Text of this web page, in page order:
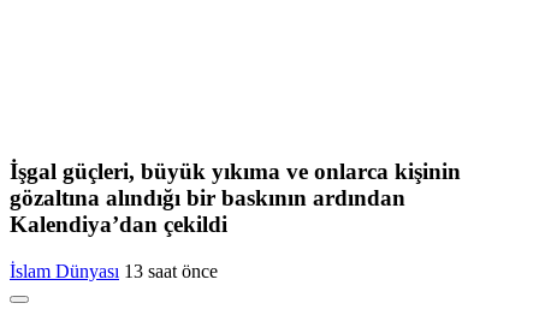
İşgal güçleri, büyük yıkıma ve onlarca kişinin
gözaltına alındığı bir baskının ardından
Kalendiya’dan çekildi
İslam Dünyası 13 saat önce